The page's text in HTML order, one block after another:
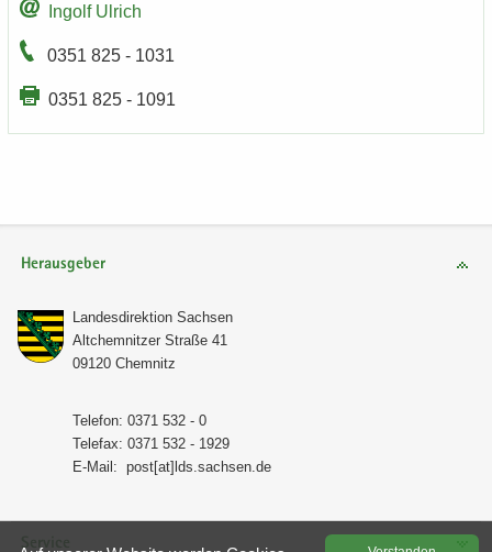
In­golf Ul­rich
0351 825 - 1031
0351 825 - 1091
Herausgeber
Lan­des­di­rek­ti­on Sach­sen
Alt­chem­nit­zer Stra­ße 41
09120 Chem­nitz
Te­le­fon: 0371 532 - 0
Te­le­fax: 0371 532 - 1929
E-​Mail: post[at]lds.sach­sen.de